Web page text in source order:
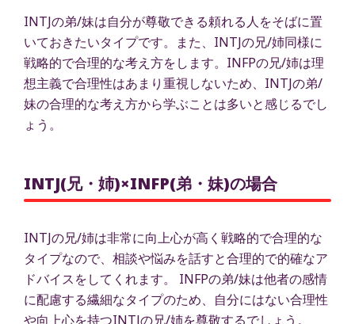
INTJの弟/妹は自分が尊敬できる頼れる人をそばに置
いておきたいタイプです。また、INTJの兄/姉同様に
戦略的で合理的な考え方をします。INFPの兄/姉は理
想主義で合理性はあまり重視しないため、INTJの弟/
妹の合理的な考え方から学ぶことは多いと感じるでし
ょう。
INTJ(兄・姉)×INFP(弟・妹)の場合
INTJの兄/姉は非常に向上心が高く戦略的で合理的な
タイプなので、相談や悩みを話すと合理的で的確なア
ドバイスをしてくれます。 INFPの弟/妹は他者の感情
に配慮する繊細なタイプのため、自分にはない合理性
や向上心を持つINTJの兄/姉を尊敬するでしょう。